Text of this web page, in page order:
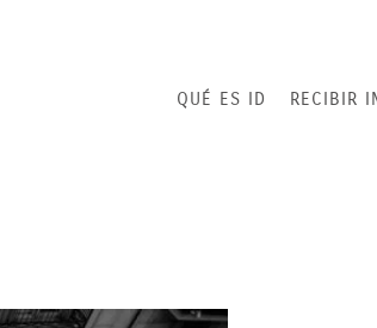
QUÉ ES ID RECIBIR